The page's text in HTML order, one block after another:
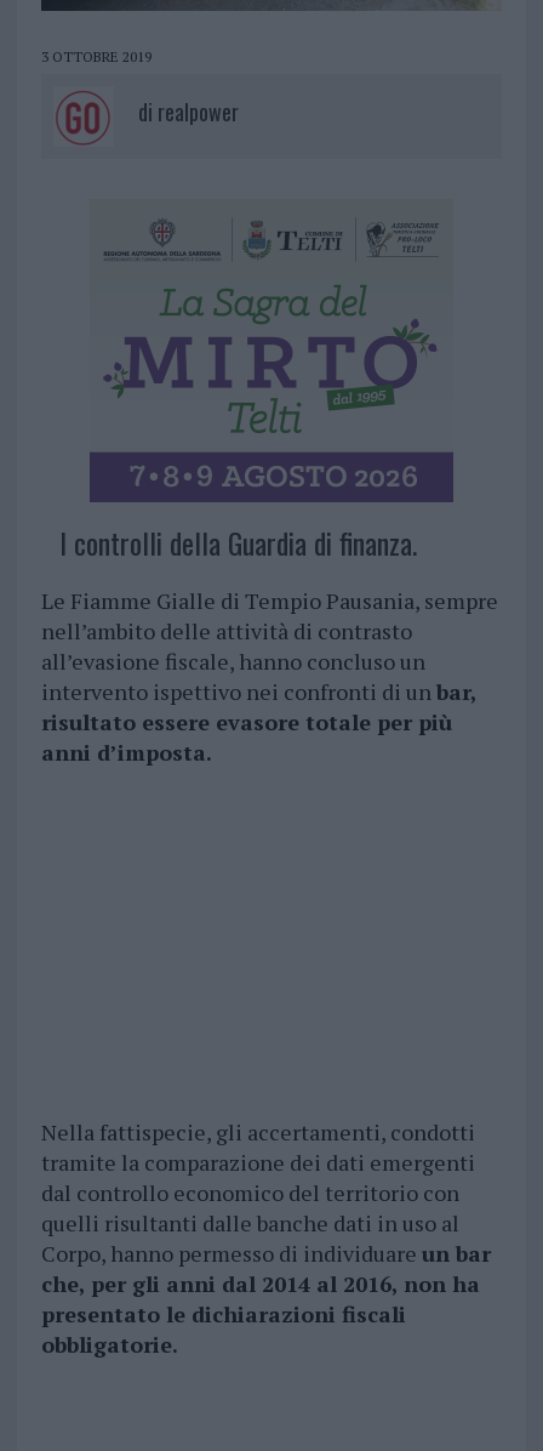
3 OTTOBRE 2019
di realpower
I controlli della Guardia di finanza.
Le Fiamme Gialle di Tempio Pausania, sempre
nell’ambito delle attività di contrasto
all’evasione fiscale, hanno concluso un
intervento ispettivo nei confronti di unbar,
risultato essere evasore totale per più
anni d’imposta.
Nella fattispecie, gli accertamenti, condotti
tramite la comparazione dei dati emergenti
dal controllo economico del territorio con
quelli risultanti dalle banche dati in uso al
Corpo, hanno permesso di individuare un bar
che, per gli anni dal 2014 al 2016, non ha
presentato le dichiarazioni fiscali
obbligatorie.